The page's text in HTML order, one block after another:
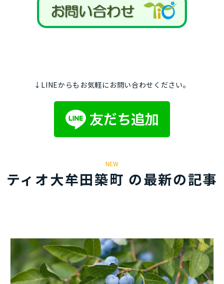
↓LINEからもお気軽にお問い合わせください。
NEW
ティオ大牟田築町 の最新の記事